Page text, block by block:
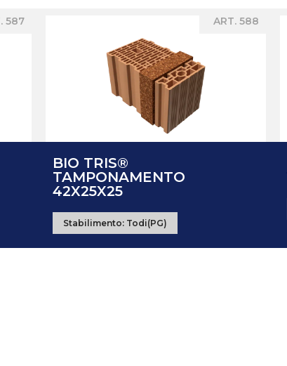
587 ART. 588
BIO TRIS®
TAMPONAMENTO
42X25X25
Stabilimento: Todi(PG)